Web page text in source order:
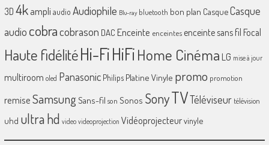
3D 4k ampliaudio Audiophile Blu-ray bluetooth bon plan CasqueCasque
audio cobracobrason DAC Enceinte enceintes enceinte sans fil Focal
Haute fidélitéHi-FiHiFiHome Cinéma LG mise à jour
multiroom oled Panasonic Philips Platine Vinyle promo promotion
remiseSamsungSans-fil son Sonos SonyTVTéléviseur télévision
uhd ultra hd video videoprojection Vidéoprojecteurvinyle